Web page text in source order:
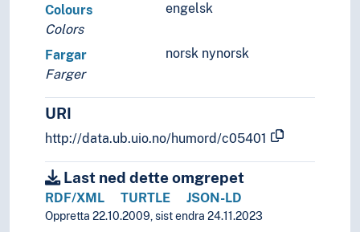
engelsk
Colours
Colors
norsk nynorsk
Fargar
Farger
URI
http://data.ub.uio.no/humord/c05401
Last ned dette omgrepet
RDF/XML TURTLE JSON-LD
Oppretta 22.10.2009, sist endra 24.11.2023